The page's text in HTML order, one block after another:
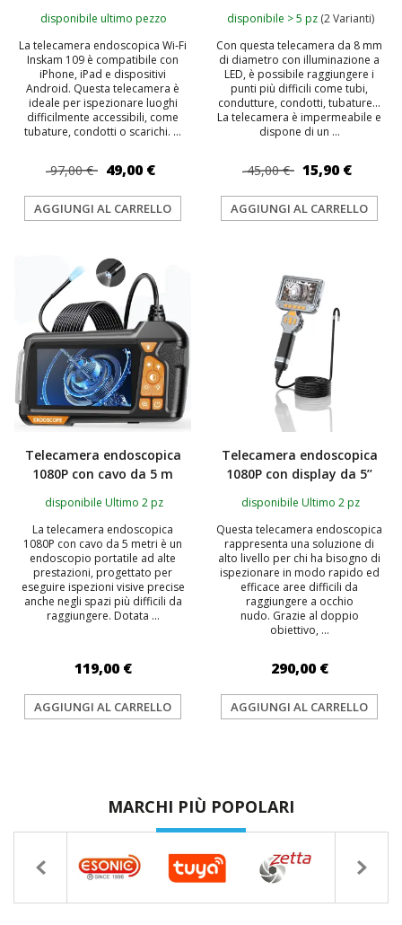
disponibile ultimo pezzo
La telecamera endoscopica Wi‑Fi
Inskam 109 è compatibile con
iPhone, iPad e dispositivi
Android. Questa telecamera è
ideale per ispezionare luoghi
difficilmente accessibili, come
tubature, condotti o scarichi. ...
97,00 € 49,00 €
AGGIUNGI AL CARRELLO
disponibile > 5 pz (2 Varianti)
Con questa telecamera da 8 mm
di diametro con illuminazione a
LED, è possibile raggiungere i
punti più difficili come tubi,
condutture, condotti, tubature...
La telecamera è impermeabile e
dispone di un ...
45,00 € 15,90 €
AGGIUNGI AL CARRELLO
Telecamera endoscopica
1080P con cavo da 5 m
disponibile Ultimo 2 pz
La telecamera endoscopica
1080P con cavo da 5 metri è un
endoscopio portatile ad alte
prestazioni, progettato per
eseguire ispezioni visive precise
anche negli spazi più difficili da
raggiungere. Dotata ...
119,00 €
AGGIUNGI AL CARRELLO
Telecamera endoscopica
1080P con display da 5’’
disponibile Ultimo 2 pz
Questa telecamera endoscopica
rappresenta una soluzione di
alto livello per chi ha bisogno di
ispezionare in modo rapido ed
efficace aree difficili da
raggiungere a occhio
nudo. Grazie al doppio
obiettivo, ...
290,00 €
AGGIUNGI AL CARRELLO
MARCHI PIÙ POPOLARI